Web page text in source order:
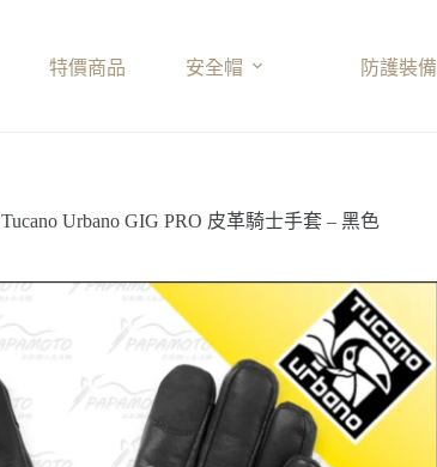
特價商品 安全帽 防護裝備
Tucano Urbano GIG PRO 皮革騎士手套 – 黑色